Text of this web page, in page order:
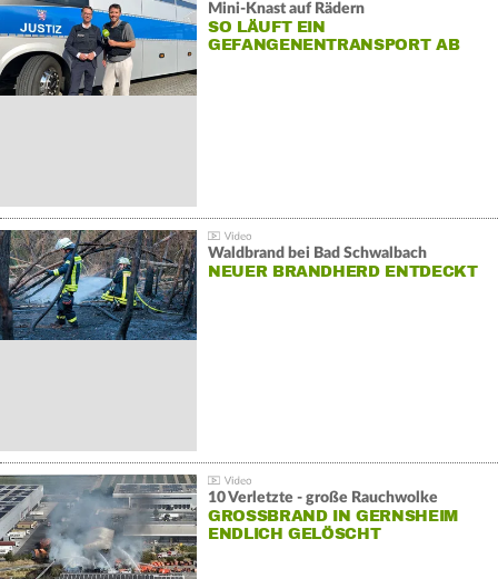
Mini-Knast auf Rädern
SO LÄUFT EIN
GEFANGENENTRANSPORT AB
Waldbrand bei Bad Schwalbach
NEUER BRANDHERD ENTDECKT
10 Verletzte - große Rauchwolke
GROSSBRAND IN GERNSHEIM E
NDLICH GELÖSCHT